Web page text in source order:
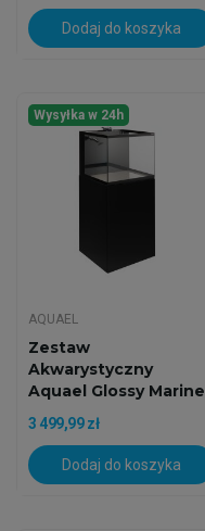
Dodaj do koszyka
Wysyłka w 24h
AQUAEL
Zestaw
Akwarystyczny
Aquael Glossy Marine
60
3 499,99 zł
Dodaj do koszyka